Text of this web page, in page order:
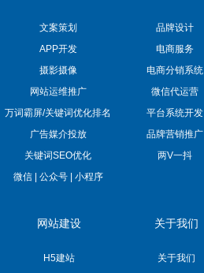
文案策划
品牌设计
APP开发
电商服务
摄影摄像
电商分销系统
网站运维推广
微信代运营
万词霸屏/关键词优化排名
平台系统开发
广告媒介投放
品牌营销推广
关键词SEO优化
两V一抖
微信 | 公众号 | 小程序
网站建设
H5建站
关于我们
关于我们